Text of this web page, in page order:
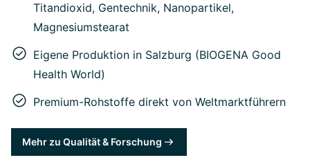
Titandioxid, Gentechnik, Nanopartikel,
Magnesiumstearat
Eigene Produktion in Salzburg (BIOGENA Good
Health World)
Premium-Rohstoffe direkt von Weltmarktführern
Mehr zu Qualität & Forschung